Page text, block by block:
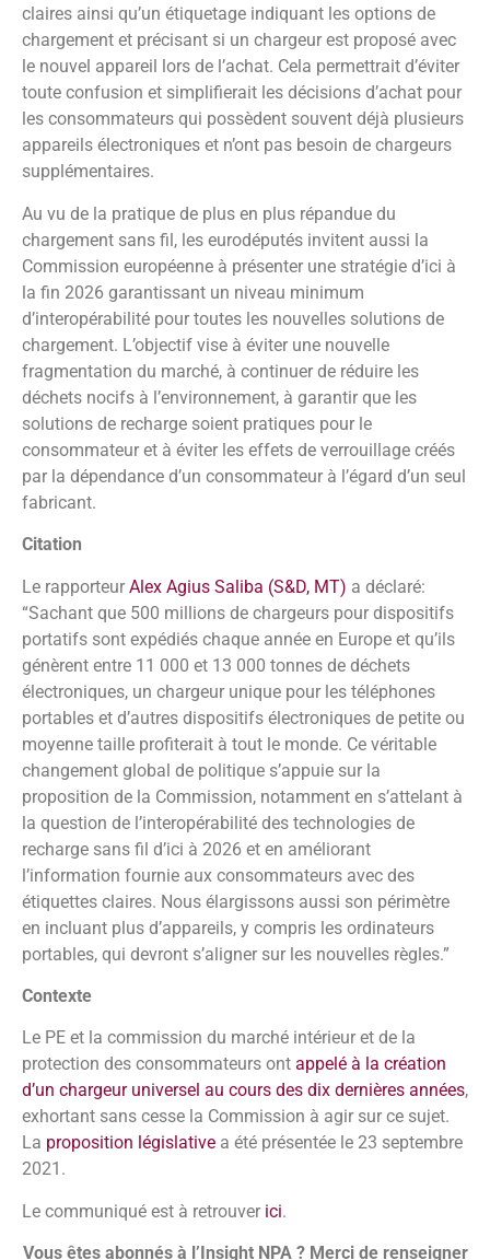
claires ainsi qu’un étiquetage indiquant les options de
chargement et précisant si un chargeur est proposé avec
le nouvel appareil lors de l’achat. Cela permettrait d’éviter
toute confusion et simplifierait les décisions d’achat pour
les consommateurs qui possèdent souvent déjà plusieurs
appareils électroniques et n’ont pas besoin de chargeurs
supplémentaires.
Au vu de la pratique de plus en plus répandue du
chargement sans fil, les eurodéputés invitent aussi la
Commission européenne à présenter une stratégie d’ici à
la fin 2026 garantissant un niveau minimum
d’interopérabilité pour toutes les nouvelles solutions de
chargement. L’objectif vise à éviter une nouvelle
fragmentation du marché, à continuer de réduire les
déchets nocifs à l’environnement, à garantir que les
solutions de recharge soient pratiques pour le
consommateur et à éviter les effets de verrouillage créés
par la dépendance d’un consommateur à l’égard d’un seul
fabricant.
Citation
Le rapporteur Alex Agius Saliba (S&D, MT) a déclaré:
“Sachant que 500 millions de chargeurs pour dispositifs
portatifs sont expédiés chaque année en Europe et qu’ils
génèrent entre 11 000 et 13 000 tonnes de déchets
électroniques, un chargeur unique pour les téléphones
portables et d’autres dispositifs électroniques de petite ou
moyenne taille profiterait à tout le monde. Ce véritable
changement global de politique s’appuie sur la
proposition de la Commission, notamment en s’attelant à
la question de l’interopérabilité des technologies de
recharge sans fil d’ici à 2026 et en améliorant
l’information fournie aux consommateurs avec des
étiquettes claires. Nous élargissons aussi son périmètre
en incluant plus d’appareils, y compris les ordinateurs
portables, qui devront s’aligner sur les nouvelles règles.”
Contexte
Le PE et la commission du marché intérieur et de la
protection des consommateurs ont appelé à la création
d’un chargeur universel au cours des dix dernières années,
exhortant sans cesse la Commission à agir sur ce sujet.
La proposition législative a été présentée le 23 septembre
2021.
Le communiqué est à retrouver ici.
Vous êtes abonnés à l’Insight NPA ? Merci de renseigner